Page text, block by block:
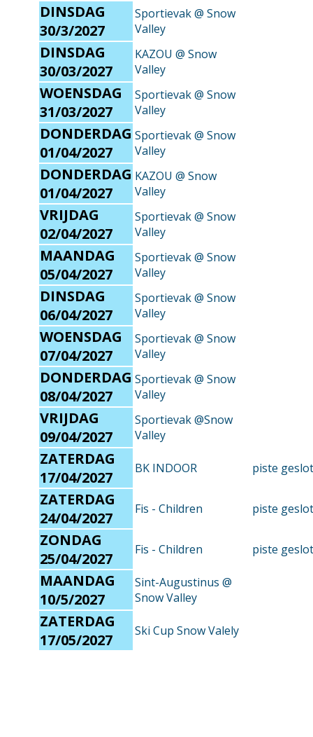
DINSDAG
30/3/2027
Sportievak @ Snow
Valley
DINSDAG
30/03/2027
KAZOU @ Snow
Valley
WOENSDAG
31/03/2027
Sportievak @ Snow
Valley
DONDERDAG
01/04/2027
Sportievak @ Snow
Valley
DONDERDAG
01/04/2027
KAZOU @ Snow
Valley
VRIJDAG
02/04/2027
Sportievak @ Snow
Valley
MAANDAG
05/04/2027
Sportievak @ Snow
Valley
DINSDAG
06/04/2027
Sportievak @ Snow
Valley
WOENSDAG
07/04/2027
Sportievak @ Snow
Valley
DONDERDAG
08/04/2027
Sportievak @ Snow
Valley
VRIJDAG
09/04/2027
Sportievak @Snow
Valley
ZATERDAG
17/04/2027
BK INDOOR piste
ZATERDAG
24/04/2027
Fis - Children piste
ZONDAG
25/04/2027
Fis - Children piste
MAANDAG
10/5/2027
Sint-Augustinus @
Snow Valley
ZATERDAG
17/05/2027
Ski Cup Snow Valely